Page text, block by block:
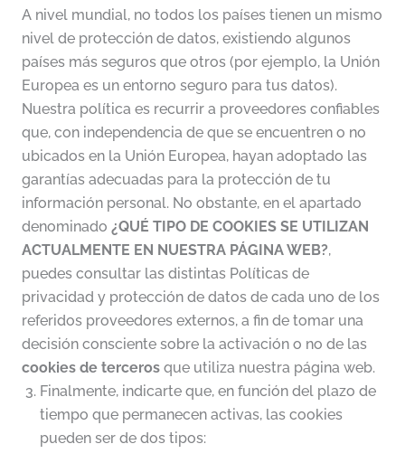
A nivel mundial, no todos los países tienen un mismo
nivel de protección de datos, existiendo algunos
países más seguros que otros (por ejemplo, la Unión
Europea es un entorno seguro para tus datos).
Nuestra política es recurrir a proveedores confiables
que, con independencia de que se encuentren o no
ubicados en la Unión Europea, hayan adoptado las
garantías adecuadas para la protección de tu
información personal. No obstante, en el apartado
denominado ¿QUÉ TIPO DE COOKIES SE UTILIZAN
ACTUALMENTE EN NUESTRA PÁGINA WEB?,
puedes consultar las distintas Políticas de
privacidad y protección de datos de cada uno de los
referidos proveedores externos, a fin de tomar una
decisión consciente sobre la activación o no de las
cookies de tercerosque utiliza nuestra página web.
Finalmente, indicarte que, en función del plazo de
tiempo que permanecen activas, las cookies
pueden ser de dos tipos: